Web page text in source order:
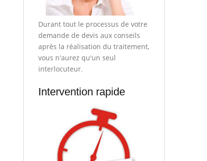
Durant tout le processus de votre
demande de devis aux conseils
après la réalisation du traitement,
vous n'aurez qu'un seul
interlocuteur.
Intervention rapide